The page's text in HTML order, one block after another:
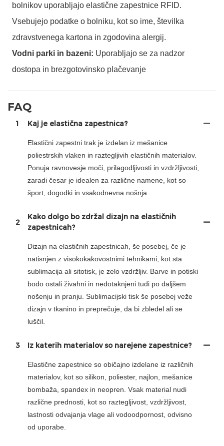
bolnikov uporabljajo elastične zapestnice RFID.
Vsebujejo podatke o bolniku, kot so ime, številka
zdravstvenega kartona in zgodovina alergij.
Vodni parki in bazeni: Uporabljajo se za nadzor
dostopa in brezgotovinsko plačevanje
FAQ
1 Kaj je elastična zapestnica?
Elastični zapestni trak je izdelan iz mešanice
poliestrskih vlaken in raztegljivih elastičnih materialov.
Ponuja ravnovesje moči, prilagodljivosti in vzdržljivosti,
zaradi česar je idealen za različne namene, kot so
šport, dogodki in vsakodnevna nošnja.
2
Kako dolgo bo zdržal dizajn na elastičnih
zapestnicah?
Dizajn na elastičnih zapestnicah, še posebej, če je
natisnjen z visokokakovostnimi tehnikami, kot sta
sublimacija ali sitotisk, je zelo vzdržljiv. Barve in potiski
bodo ostali živahni in nedotaknjeni tudi po daljšem
nošenju in pranju. Sublimacijski tisk še posebej veže
dizajn v tkanino in preprečuje, da bi zbledel ali se
luščil.
3 Iz katerih materialov so narejene zapestnice?
Elastične zapestnice so običajno izdelane iz različnih
materialov, kot so silikon, poliester, najlon, mešanice
bombaža, spandex in neopren. Vsak material nudi
različne prednosti, kot so raztegljivost, vzdržljivost,
lastnosti odvajanja vlage ali vodoodpornost, odvisno
od uporabe.